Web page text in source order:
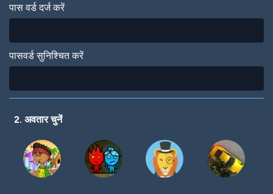
पास वर्ड दर्ज करें
पासवर्ड सुनिश्चित करें
2. अवतार चुनें